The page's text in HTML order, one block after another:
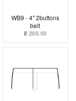
WB9 - 4" 2buttons
belt
฿ 200.00